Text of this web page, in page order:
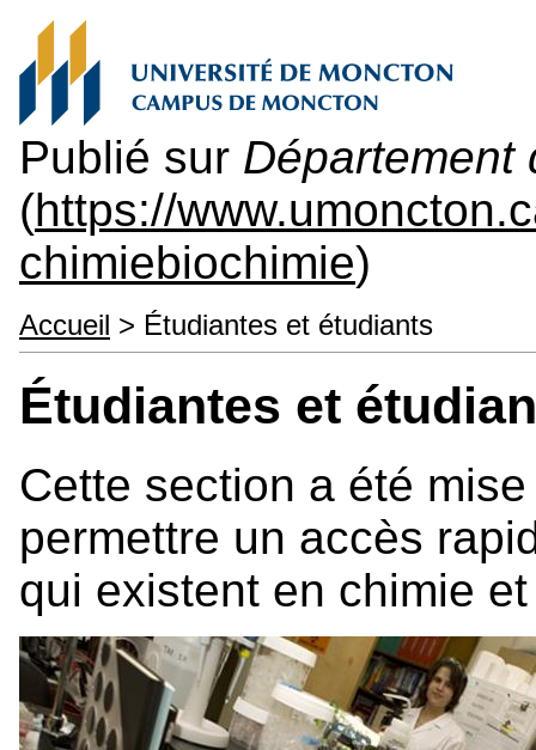
Publié sur Département
(https://
chimiebiochimie)
Accueil > Étudiantes et étudiants
Étudiantes et
Cette section a été
permettre un accès
qui existent en chimie